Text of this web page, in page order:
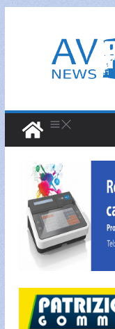
contenuto